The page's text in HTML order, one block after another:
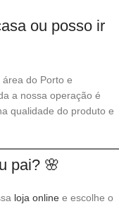
ou posso ir
do Porto e
a nossa operação é
qualidade do produto e
pai? 🌸
loja online e escolhe o